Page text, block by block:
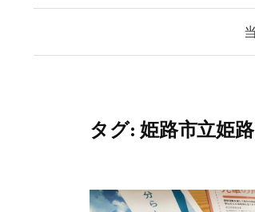
ス
ッ
タグ:姫路市立姫